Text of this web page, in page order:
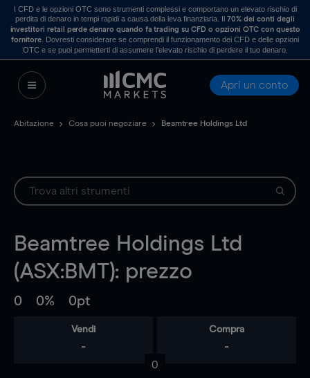
I CFD e le opzioni OTC sono strumenti complessi e comportano un elevato rischio di
perdita di denaro in tempi rapidi a causa della leva finanziaria. Il70% dei conti degli
investitori retail perde denaro quando fa trading su CFD o opzioni OTC con questo
fornitore . Dovresti considerare se comprendi il funzionamento dei CFD e delle opzioni
OTC e se puoi permetterti di assumere l’elevato rischio di perdere il tuo denaro.
Apri un conto
Abitazione Cosa puoi negoziare Beamtree Holdings Ltd
Beamtree Holdings Ltd
(ASX:BMT): prezzo
0 0% 0pt
Vendi
-
Compra
-
0